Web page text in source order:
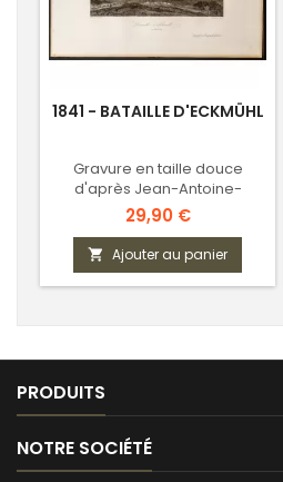
1841 - BATAILLE D'ECKMÜHL
Gravure en taille douce
d'après Jean-Antoine-
Siméon Fort
Prix
29,90 €
 Ajouter au panier
PRODUITS
NOTRE SOCIÉTÉ